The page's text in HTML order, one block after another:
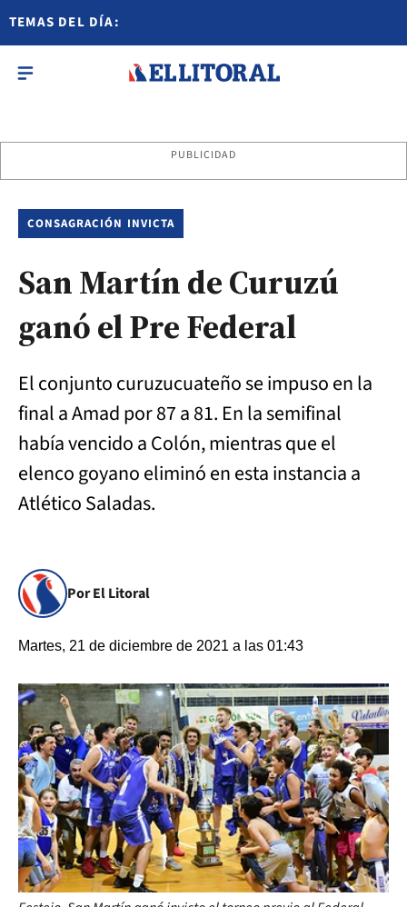
TEMAS DEL DÍA:
PUBLICIDAD
CONSAGRACIÓN INVICTA
San Martín de Curuzú
ganó el Pre Federal
El conjunto curuzucuateño se impuso en la
final a Amad por 87 a 81. En la semifinal
había vencido a Colón, mientras que el
elenco goyano eliminó en esta instancia a
Atlético Saladas.
Por El Litoral
Martes, 21 de diciembre de 2021 a las 01:43